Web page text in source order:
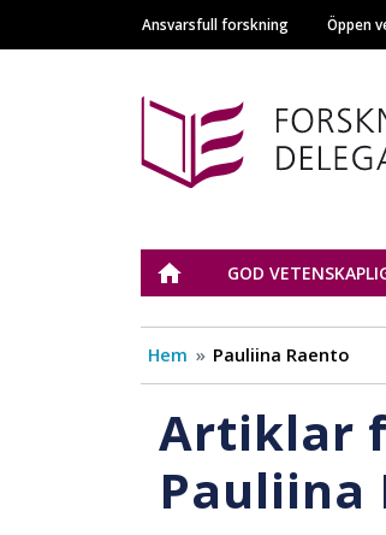
Main
Ansvarsfull forskning Öppen
ETUSIVUGOD
Hem Pauliina Raento
Artiklar
Pauliina